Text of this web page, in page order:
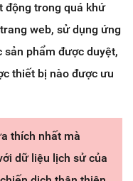
động trong quá khứ
web, sử dụng ứng
sản phẩm được duyệt,
thiết bị nào được ưu
thích nhất mà
dữ liệu lịch sử của